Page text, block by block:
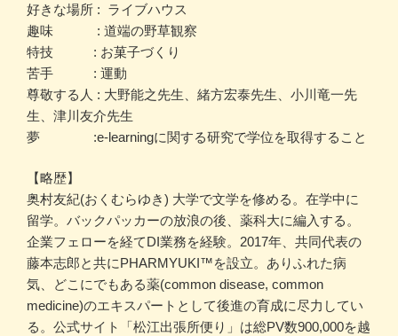
好きな場所 : ライブハウス
趣味 : 道端の野草観察
特技 : お菓子づくり
苦手 : 運動
尊敬する人 : 大野能之先生、緒方宏泰先生、小川竜一先
生、津川友介先生
夢 :e-learningに関する研究で学位を取得すること
【略歴】
奥村友紀(おくむらゆき) 大学で文学を修める。在学中に
留学。バックパッカーの放浪の後、薬科大に編入する。
企業フェローを経てDI業務を経験。2017年、共同代表の
藤本志郎と共にPHARMYUKI™️を設立。ありふれた病
気、どこにでもある薬(common disease, common
medicine)のエキスパートとして後進の育成に尽力してい
る。公式サイト「松江出張所便り」は総PV数900,000を越